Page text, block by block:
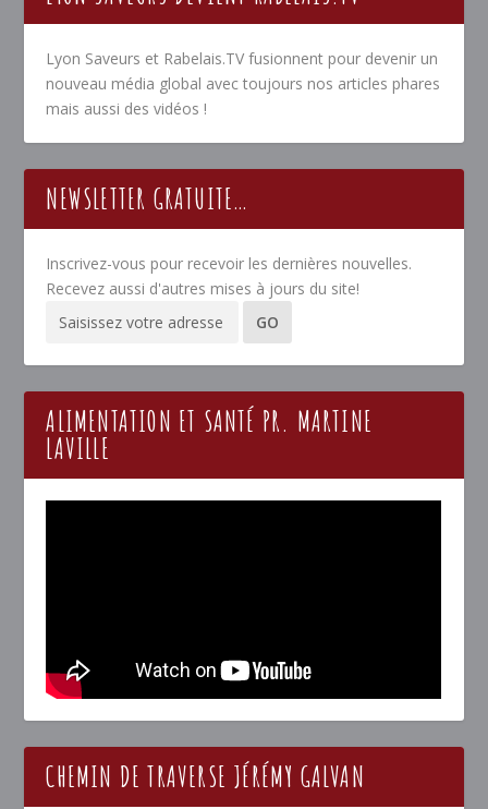
Lyon Saveurs et Rabelais.TV fusionnent pour devenir un
nouveau média global avec toujours nos articles phares
mais aussi des vidéos !
NEWSLETTER GRATUITE…
Inscrivez-vous pour recevoir les dernières nouvelles.
Recevez aussi d'autres mises à jours du site!
ALIMENTATION ET SANTÉ PR. MARTINE
LAVILLE
CHEMIN DE TRAVERSE JÉRÉMY GALVAN